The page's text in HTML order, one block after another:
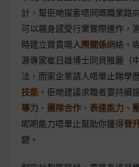
計，幫佢哋探索唔同嘅職業路
可以親身感受行業實際運作，
時建立寶貴嘅人際關係網絡。
源專家崔日雄博士同貝雅麗（
法，而家企業請人唔單止睇學
技能 。佢哋建議求職者要持續
導力 、 團隊合作 、 表達能力 、
呢啲能力唔單止幫助你獲得晉
鍵。